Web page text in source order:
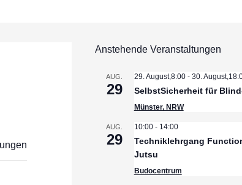
Anstehende Veranstaltungen
AUG.
29
29. August,8:00- 30.
SelbstSicherheit für
Münster, NRW
AUG.
29
10:00- 14:00
Techniklehrgang
Jutsu
Budocentrum